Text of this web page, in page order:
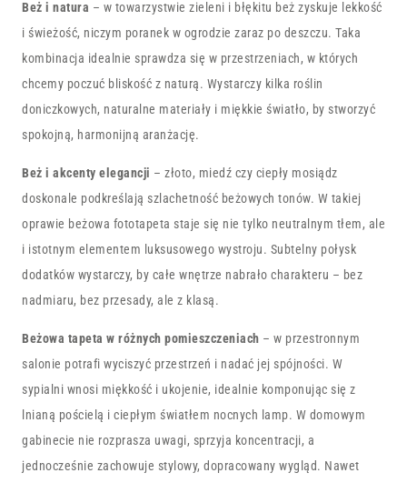
Beż i natura – w towarzystwie zieleni i błękitu beż zyskuje lekkość
i świeżość, niczym poranek w ogrodzie zaraz po deszczu. Taka
kombinacja idealnie sprawdza się w przestrzeniach, w których
chcemy poczuć bliskość z naturą. Wystarczy kilka roślin
doniczkowych, naturalne materiały i miękkie światło, by stworzyć
spokojną, harmonijną aranżację.
Beż i akcenty elegancji – złoto, miedź czy ciepły mosiądz
doskonale podkreślają szlachetność beżowych tonów. W takiej
oprawie beżowa fototapeta staje się nie tylko neutralnym tłem, ale
i istotnym elementem luksusowego wystroju. Subtelny połysk
dodatków wystarczy, by całe wnętrze nabrało charakteru – bez
nadmiaru, bez przesady, ale z klasą.
Beżowa tapeta w różnych pomieszczeniach – w przestronnym
salonie potrafi wyciszyć przestrzeń i nadać jej spójności. W
sypialni wnosi miękkość i ukojenie, idealnie komponując się z
lnianą pościelą i ciepłym światłem nocnych lamp. W domowym
gabinecie nie rozprasza uwagi, sprzyja koncentracji, a
jednocześnie zachowuje stylowy, dopracowany wygląd. Nawet